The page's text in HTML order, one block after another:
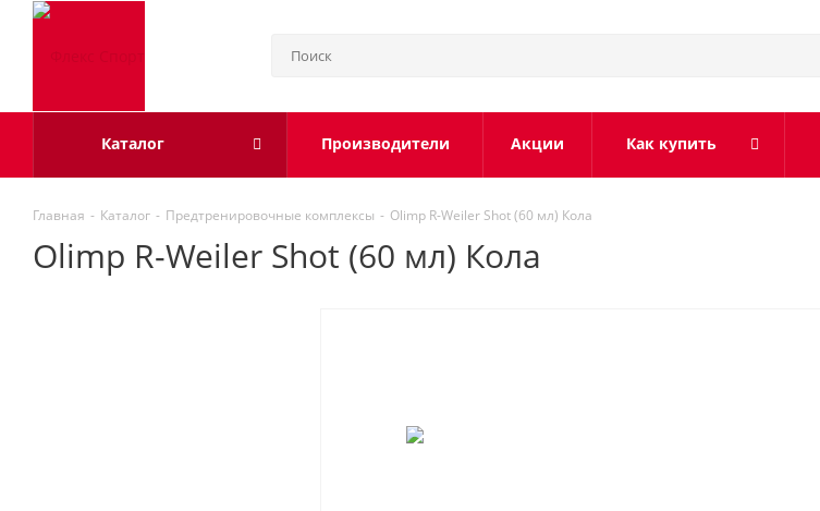
Каталог Производители Акции Как купить
Главная - Каталог - Предтренировочные комплексы - Olimp R-Weiler Shot (60 мл) Кола
Olimp R-Weiler Shot (60 мл) Кола